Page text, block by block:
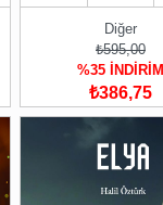
Diğer
₺595,00
%35 İNDİRİM
₺386,75